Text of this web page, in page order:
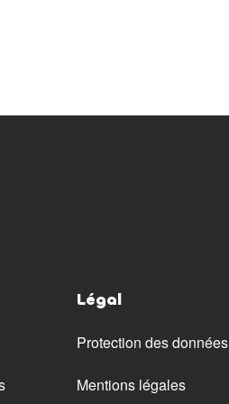
Légal
Protection des données
Mentions légales